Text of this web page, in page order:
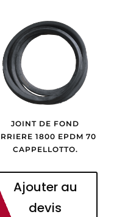
JOINT DE FOND
1800 EPDM 70
CAPPELLOTTO.
Ajouter au
devis